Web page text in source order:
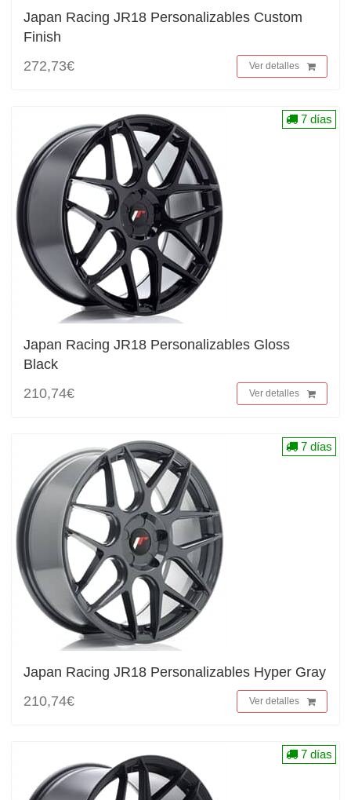
Japan Racing JR18 Personalizables Custom
Finish
272,73€
Ver detalles
Japan Racing JR18 Personalizables Gloss
Black
210,74€
Ver detalles
7 días
Japan Racing JR18 Personalizables Hyper Gray
210,74€
Ver detalles
7 días
7 días